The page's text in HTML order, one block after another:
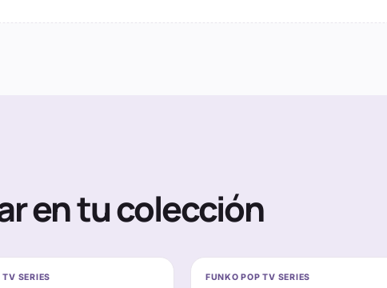
en tu colección
SERIES FUNKO POP TV SERIES